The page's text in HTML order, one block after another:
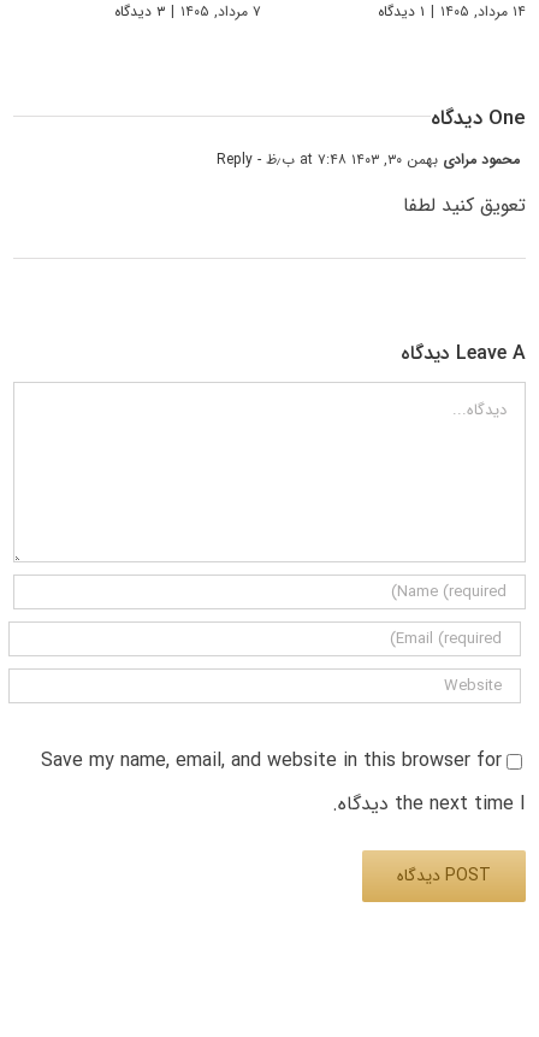
۱۴ مرداد, ۱۴۰۵ | ۱ دیدگاه ۷ مرداد, ۱۴۰۵ | ۳ دیدگاه
One دیدگاه
محمود مرادی بهمن ۳۰, ۱۴۰۳ at ۷:۴۸ ب٫ظ - Reply
تعویق کنید لطفا
Leave A دیدگاه
دیدگاه
Save my name, email, and website in this browser for
the next time I دیدگاه.